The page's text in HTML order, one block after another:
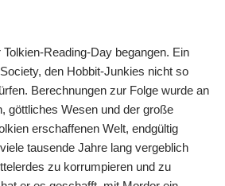
Reading-Day begangen. Ein
den Hobbit-Junkies nicht so
Berechnungen zur Folge wurde an
göttliches Wesen und der große
erschaffenen Welt, endgültig
tausende Jahre lang vergeblich
zu korrumpieren und zu